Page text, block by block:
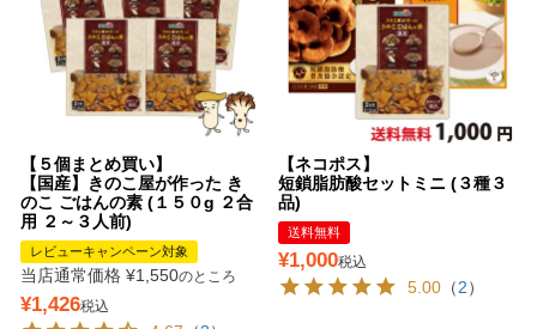
【５個まとめ買い】
【国産】きのこ屋が作った き
のこ ごはんの素 (１５０g ２合
用 ２～３人前)
レビューキャンペーン対象
当店通常価格 ¥1,550のところ
¥1,426税込
【ネコポス】
短鎖脂肪酸セットミニ (３種３
品)
送料無料
¥1,000税込
5.00 （2）